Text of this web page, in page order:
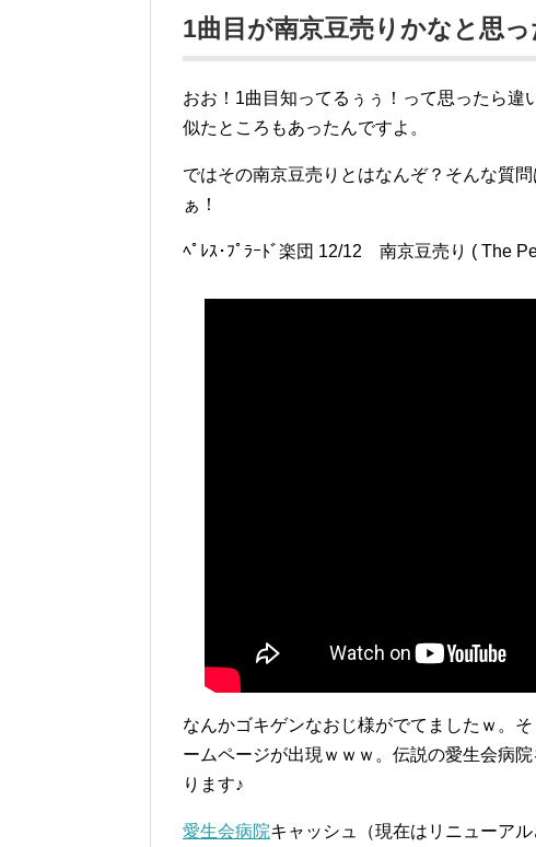
1曲目が南京豆売りかなと思っ
おお！1曲目知ってるぅぅ！って思ったら
似たところもあったんですよ。
ではその南京豆売りとはなんぞ？そんな質
ぁ！
ﾍﾟﾚｽ･ﾌﾟﾗｰﾄﾞ楽団 12/12 南京豆売り ( The
なんかゴキゲンなおじ様がでてましたｗ。
ームページが出現ｗｗｗ。伝説の愛生会病
ります♪
愛生会病院キャッシュ（現在はリニューアル